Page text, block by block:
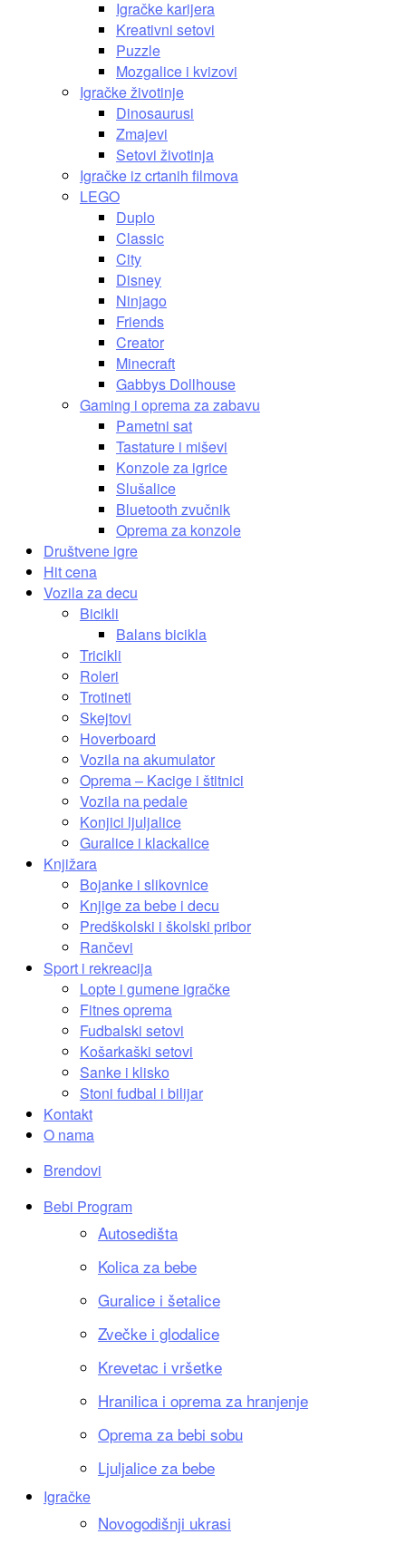
Igračke karijera
Kreativni setovi
Puzzle
Mozgalice i kvizovi
Igračke životinje
Dinosaurusi
Zmajevi
Setovi životinja
Igračke iz crtanih filmova
LEGO
Duplo
Classic
City
Disney
Ninjago
Friends
Creator
Minecraft
Gabbys Dollhouse
Gaming i oprema za zabavu
Pametni sat
Tastature i miševi
Konzole za igrice
Slušalice
Bluetooth zvučnik
Oprema za konzole
Društvene igre
Hit cena
Vozila za decu
Bicikli
Balans bicikla
Tricikli
Roleri
Trotineti
Skejtovi
Hoverboard
Vozila na akumulator
Oprema – Kacige i štitnici
Vozila na pedale
Konjici ljuljalice
Guralice i klackalice
Knjižara
Bojanke i slikovnice
Knjige za bebe i decu
Predškolski i školski pribor
Rančevi
Sport i rekreacija
Lopte i gumene igračke
Fitnes oprema
Fudbalski setovi
Košarkaški setovi
Sanke i klisko
Stoni fudbal i bilijar
Kontakt
O nama
Brendovi
Bebi Program
Autosedišta
Kolica za bebe
Guralice i šetalice
Zvečke i glodalice
Krevetac i vršetke
Hranilica i oprema za hranjenje
Oprema za bebi sobu
Ljuljalice za bebe
Igračke
Novogodišnji ukrasi